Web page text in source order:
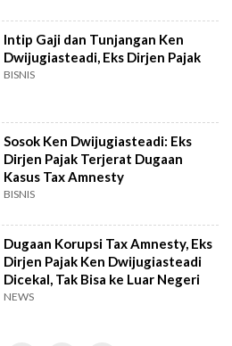
Intip Gaji dan Tunjangan Ken
Dwijugiasteadi, Eks Dirjen Pajak
BISNIS
Sosok Ken Dwijugiasteadi: Eks
Dirjen Pajak Terjerat Dugaan
Kasus Tax Amnesty
BISNIS
Dugaan Korupsi Tax Amnesty, Eks
Dirjen Pajak Ken Dwijugiasteadi
Dicekal, Tak Bisa ke Luar Negeri
NEWS